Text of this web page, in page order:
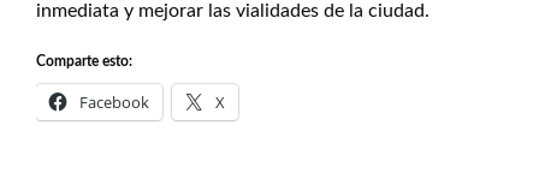
inmediata y mejorar las vialidades de la ciudad.
Comparte esto:
Facebook X